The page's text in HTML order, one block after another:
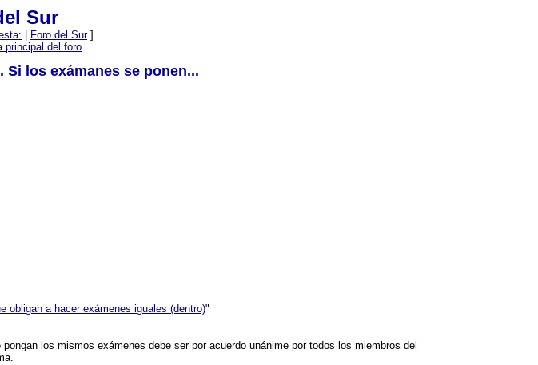
Sur
Foro del Sur]
principal del foro
los exámanes se ponen...
obligan a hacer exámenes iguales (dentro)"
los mismos exámenes debe ser por acuerdo unánime por todos los miembros del